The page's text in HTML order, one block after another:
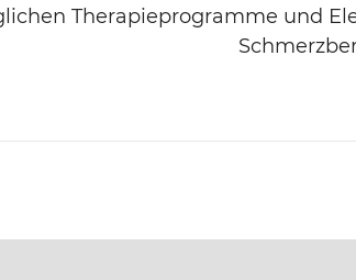
Therapieprogramme und